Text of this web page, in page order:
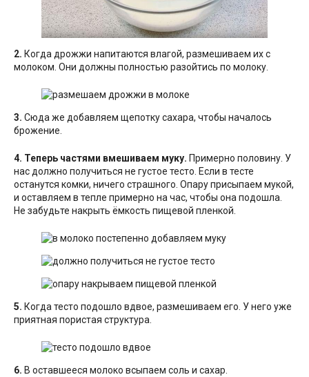
2. Когда дрожжи напитаются влагой, размешиваем их с
молоком. Они должны полностью разойтись по молоку.
3. Сюда же добавляем щепотку сахара, чтобы началось
брожение.
4. Теперь частями вмешиваем муку. Примерно половину. У
нас должно получиться не густое тесто. Если в тесте
останутся комки, ничего страшного. Опару присыпаем мукой,
и оставляем в тепле примерно на час, чтобы она подошла.
Не забудьте накрыть ёмкость пищевой пленкой.
5. Когда тесто подошло вдвое, размешиваем его. У него уже
приятная пористая структура.
6. В оставшееся молоко всыпаем соль и сахар.